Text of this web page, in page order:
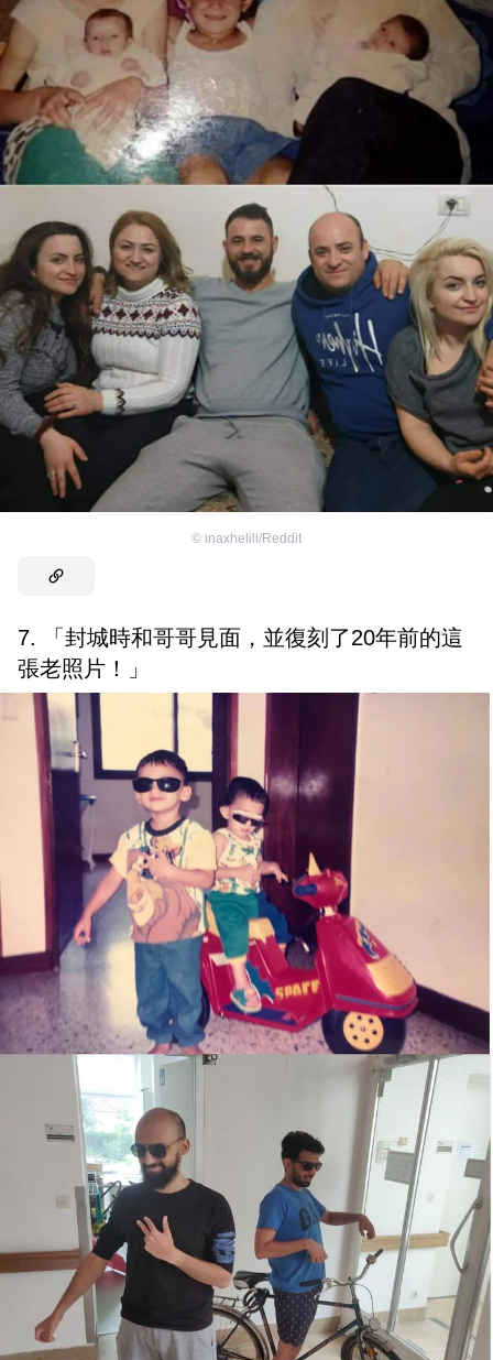
© inaxhelili/Reddit
7. 「封城時和哥哥見面，並復刻了20年前的這
張老照片！」